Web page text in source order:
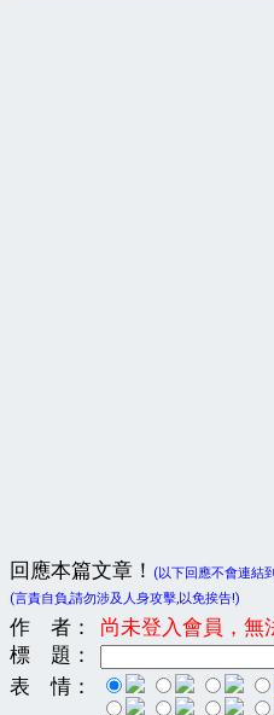
回應本篇文章！
(以下回應不會連結
(言責自負,請勿涉及人身攻擊,以免挨告!)
作 者：
尚未登入會員，無
標 題：
表 情：